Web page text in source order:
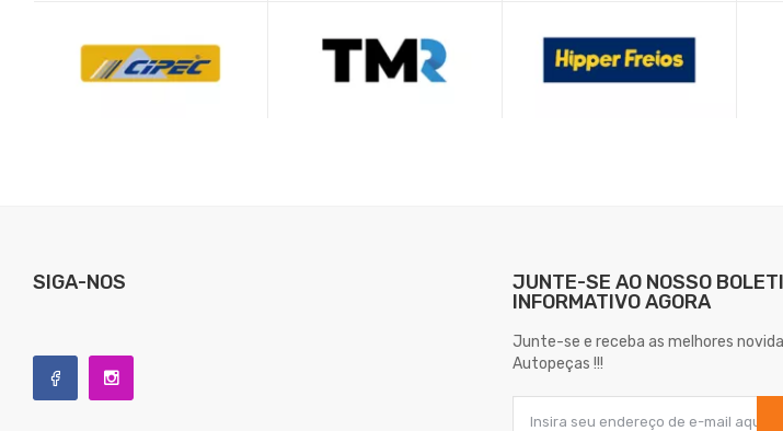
SIGA-NOS JUNTE-SE AO NOSSO
INFORMATIVO AGORA
Junte-se e receba as melhores
Autopeças !!!